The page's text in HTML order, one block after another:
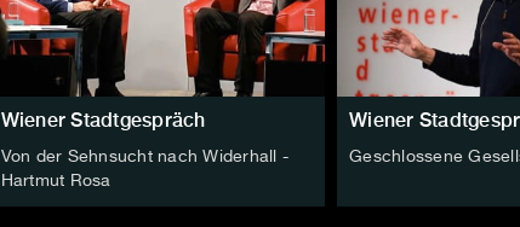
Wiener Stadtgespräch
Von der Sehnsucht nach Widerhall -
Hartmut Rosa
Wiener
Geschlossene